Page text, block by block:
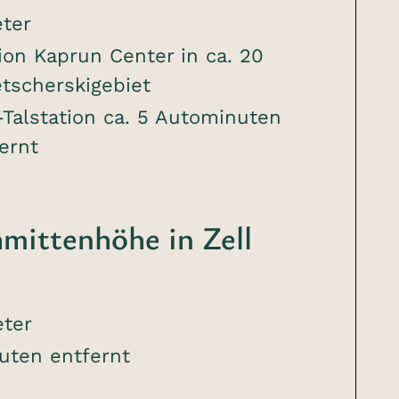
Kaprun Center in ca. 20
ca. 5 Autominuten
in Zell
entfernt